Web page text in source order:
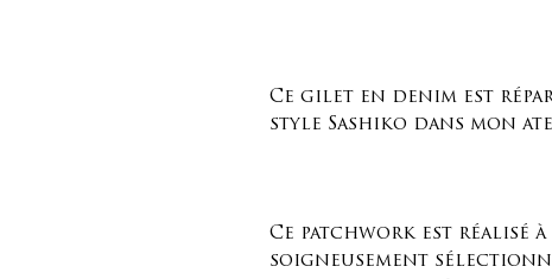
Ce gilet en denim est
style Sashiko dans mon
Ce patchwork est réalisé
soigneusement